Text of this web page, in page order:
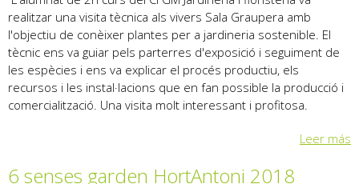
realitzar una visita tècnica als vivers Sala Graupera amb
l'objectiu de conèixer plantes per a jardineria sostenible. El
tècnic ens va guiar pels parterres d'exposició i seguiment de
les espècies i ens va explicar el procés productiu, els
recursos i les instal·lacions que en fan possible la producció i
comercialització. Una visita molt interessant i profitosa.
Leer más
6 senses garden HortAntoni 2018